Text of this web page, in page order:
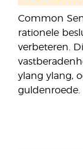
Common
rationele
verbeteren.
ylang ylang,
guldenroede.